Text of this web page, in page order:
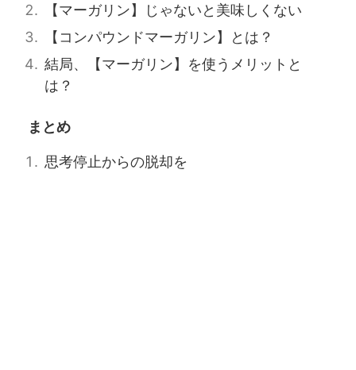
【マーガリン】じゃないと美味しくない
【コンパウンドマーガリン】とは？
結局、【マーガリン】を使うメリットと
は？
まとめ
思考停止からの脱却を